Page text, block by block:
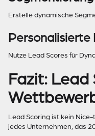
Erstelle dynamische
Personalisierte
Nutze Lead Scores für
Fazit: Lead
Lead Scoring ist kein
jedes Unternehmen, das